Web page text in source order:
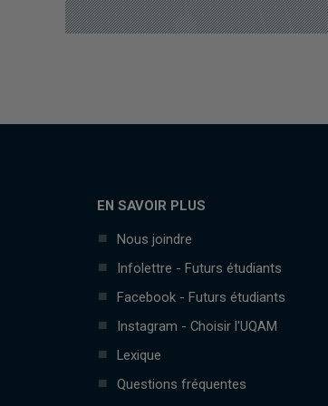
EN SAVOIR PLUS
Nous joindre
Infolettre - Futurs étudiants
Facebook - Futurs étudiants
Instagram - Choisir l'UQAM
Lexique
Questions fréquentes